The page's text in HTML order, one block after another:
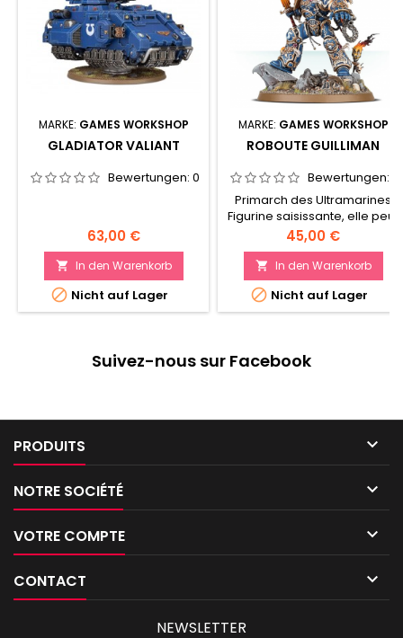
MARKE: GAMES WORKSHOP
GLADIATOR VALIANT
Bewertungen: 0
Preis
63,00 €
 In den Warenkorb
 Nicht auf Lager
MARKE: GAMES WORKSHOP
ROBOUTE GUILLIMAN
Bewertungen:
Primarch des Ultramarines
Figurine saisissante, elle peut
servir de pièce centrale à
une armée impériale Domine
le champ de bataille grâce à
ses capacités au tir comme
en mêlée
Preis
45,00 €
 In den Warenkorb
 Nicht auf Lager
Suivez-nous sur Facebook
PRODUITS 
NOTRE SOCIÉTÉ 
VOTRE COMPTE 
CONTACT 
NEWSLETTER